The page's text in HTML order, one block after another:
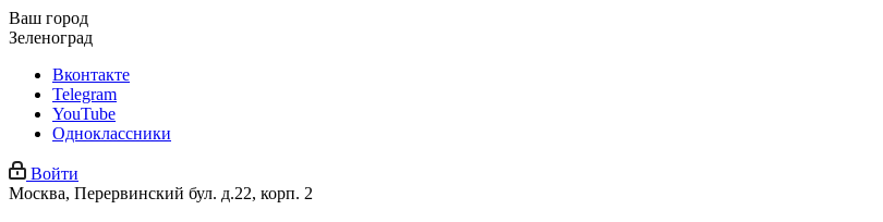
Ваш город
Зеленоград
Вконтакте
Telegram
YouTube
Одноклассники
Войти
Москва, Перервинский бул. д.22, корп. 2